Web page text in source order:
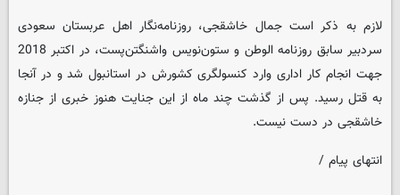
لازم به ذکر است جمال خاشقجی، روزنامه‌نگار اهل عربستان سعودی
سردبیر سابق روزنامه الوطن و ستون‌نویس واشنگتن‌‌پست، در اکتبر 2018
جهت انجام کار اداری وارد کنسولگری کشورش در استانبول شد و در آنجا
به قتل رسید. پس از گذشت چند ماه از این جنایت هنوز خبری از جنازه
خاشقجی در دست نیست.
انتهای پیام /